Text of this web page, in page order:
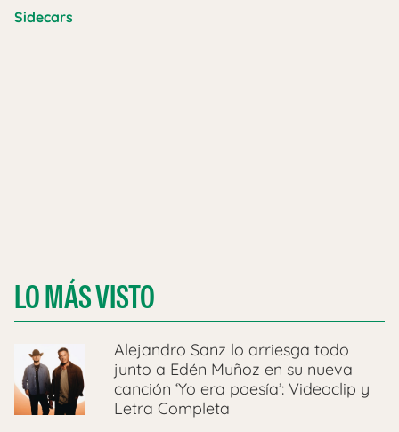
Sidecars
LO MÁS VISTO
Alejandro Sanz lo arriesga todo
junto a Edén Muñoz en su nueva
canción ‘Yo era poesía’: Videoclip y
Letra Completa